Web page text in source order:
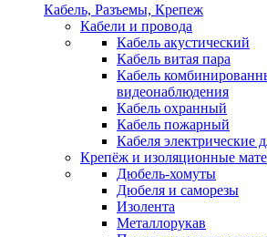
Кабель, Разъемы, Крепеж
Кабели и провода
Кабель акустический
Кабель витая пара
Кабель
видеонаблюдения
Кабель охранный
Кабель пожарный
Кабеля электрические
Крепёж и изоляционные
Дюбель-хомуты
Дюбеля и саморезы
Изолента
Металлорукав